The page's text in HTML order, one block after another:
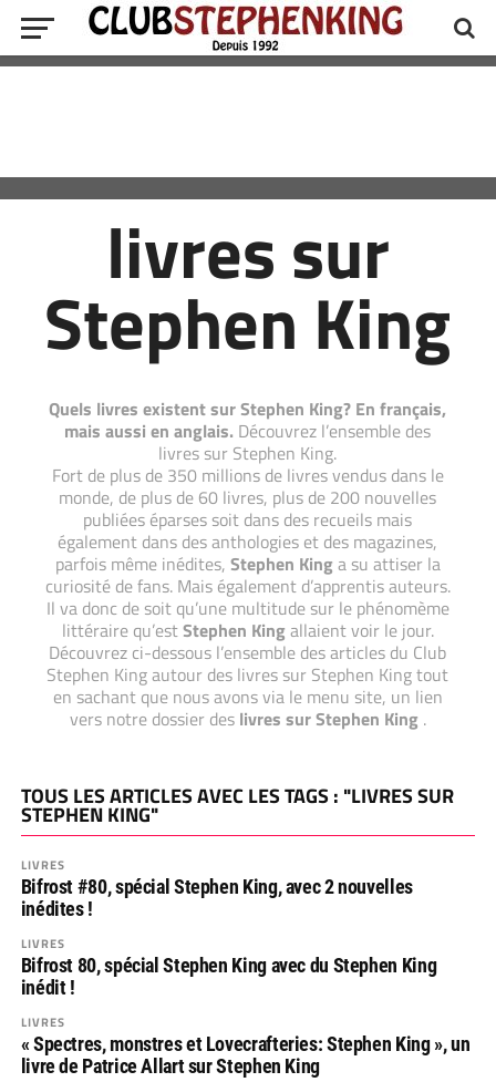
livres sur
Stephen King
Quels livres existent sur Stephen King? En français,
mais aussi en anglais. Découvrez l’ensemble des
livres sur Stephen King.
Fort de plus de 350 millions de livres vendus dans le
monde, de plus de 60 livres, plus de 200 nouvelles
publiées éparses soit dans des recueils mais
également dans des anthologies et des magazines,
parfois même inédites, Stephen Kinga su attiser la
curiosité de fans. Mais également d’apprentis auteurs.
Il va donc de soit qu’une multitude sur le phénomème
littéraire qu’estStephen Kingallaient voir le jour.
Découvrez ci-dessous l’ensemble des articles du Club
Stephen King autour des livres sur Stephen King tout
en sachant que nous avons via le menu site, un lien
vers notre dossier des livres sur Stephen King .
TOUS LES ARTICLES AVEC LES TAGS : "LIVRES SUR
STEPHEN KING"
LIVRES
Bifrost #80, spécial Stephen King, avec 2 nouvelles
inédites !
LIVRES
Bifrost 80, spécial Stephen King avec du Stephen King
inédit !
LIVRES
« Spectres, monstres et Lovecrafteries: Stephen King », un
livre de Patrice Allart sur Stephen King